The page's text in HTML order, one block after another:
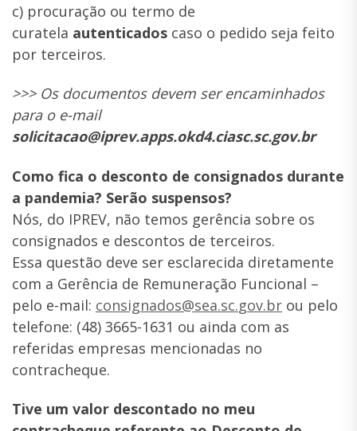
c) procuração ou termo de
curatela autenticados caso o pedido seja feito
por terceiros.
>>> Os documentos devem ser encaminhados
para o e-mail
solicitacao@iprev.apps.okd4.ciasc.sc.gov.br
Como fica o desconto de consignados durante
a pandemia? Serão suspensos?
Nós, do IPREV, não temos gerência sobre os
consignados e descontos de terceiros.
Essa questão deve ser esclarecida diretamente
com a Gerência de Remuneração Funcional –
pelo e-mail: consignados@sea.sc.gov.br ou pelo
telefone: (48) 3665-1631 ou ainda com as
referidas empresas mencionadas no
contracheque.
Tive um valor descontado no meu